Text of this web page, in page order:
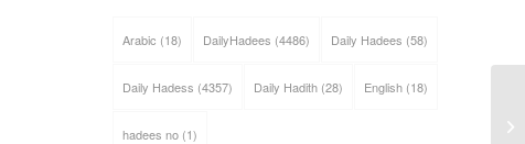
Arabic (18) DailyHadees (4486) Daily Hadees (58)
Daily Hadess (4357) Daily Hadith(28) English(18)
hadees no(1)